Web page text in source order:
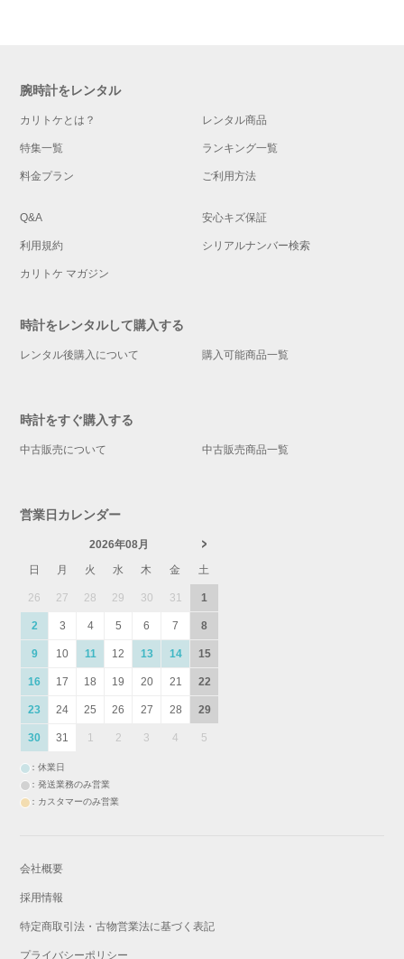
腕時計をレンタル
カリトケとは？ レンタル商品
特集一覧 ランキング一覧
料金プラン ご利用方法
Q&A 安心キズ保証
利用規約 シリアルナンバー検索
カリトケ マガジン
時計をレンタルして購入する
レンタル後購入について 購入可能商品一覧
時計をすぐ購入する
中古販売について 中古販売商品一覧
営業日カレンダー
2026年08月
日
月 火 水 木 金 土
26 27 28 29 30 31 1
2 3 4 5 6 7 8
9 10 11 12 13 14 15
16 17 18 19 20 21 22
23 24 25 26 27 28 29
30 31 1 2 3 4 5
：休業日
：発送業務のみ営業
：カスタマーのみ営業
会社概要
採用情報
特定商取引法・古物営業法に基づく表記
プライバシーポリシー